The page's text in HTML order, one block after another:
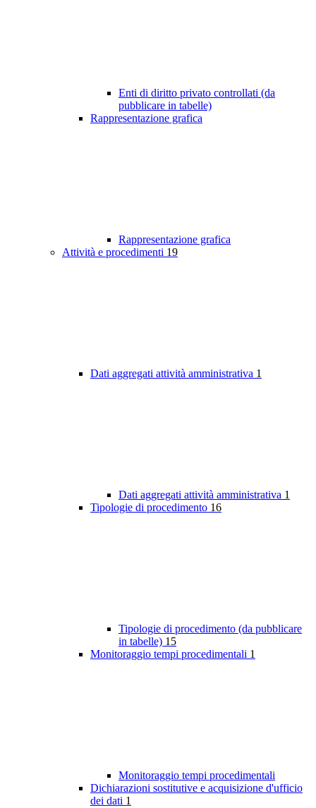
Enti di diritto privato controllati (da
pubblicare in tabelle)
Rappresentazione grafica
Rappresentazione grafica
Attività e procedimenti 19
Dati aggregati attività amministrativa 1
Dati aggregati attività amministrativa 1
Tipologie di procedimento 16
Tipologie di procedimento (da pubblicare
in tabelle) 15
Monitoraggio tempi procedimentali 1
Monitoraggio tempi procedimentali
Dichiarazioni sostitutive e acquisizione d'ufficio
dei dati 1